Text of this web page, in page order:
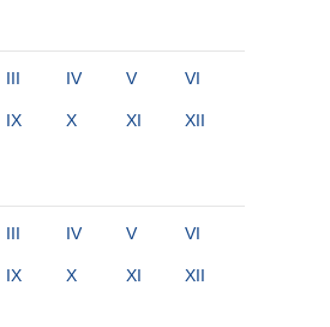
III IV V VI
IX X XI XII
III IV V VI
IX X XI XII